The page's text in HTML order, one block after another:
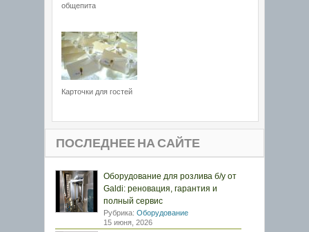
общепита
Карточки для гостей
ПОСЛЕДНЕЕ НА САЙТЕ
Оборудование для розлива б/у от
Galdi: реновация, гарантия и
полный сервис
Рубрика: Оборудование
15 июня, 2026